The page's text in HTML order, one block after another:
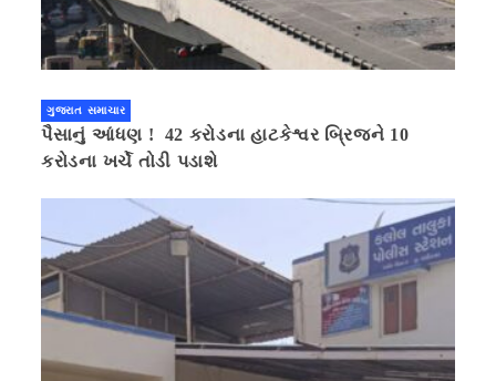
ગુજરાત સમાચાર
પૈસાનું આંધણ ! 42 કરોડના હાટકેશ્વર બ્રિજને 10
કરોડના ખર્ચે તોડી પડાશે